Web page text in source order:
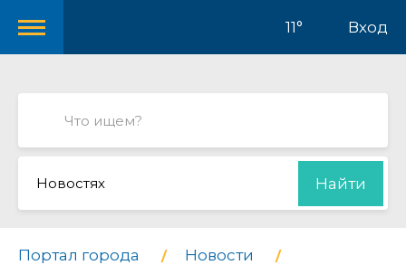
11° Вход
Новостях Найти
Портал города
Новости